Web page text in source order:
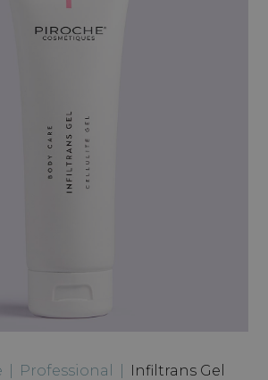
Professional Infiltrans Gel